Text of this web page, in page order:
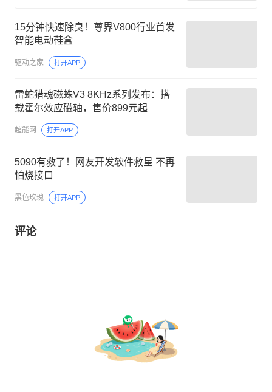
15分钟快速除臭！尊界V800行业首发
智能电动鞋盒
驱动之家 打开APP
雷蛇猎魂磁蛛V3 8KHz系列发布：搭
载霍尔效应磁轴，售价899元起
超能网 打开APP
5090有救了！网友开发软件救星 不再
怕烧接口
黑色玫瑰 打开APP
评论